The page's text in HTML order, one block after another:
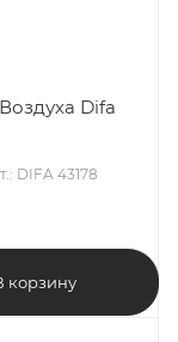
Difa
DIFA 43178
корзину